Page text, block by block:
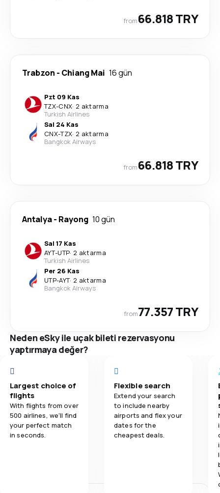
from66.818 TRY
Trabzon - Chiang Mai 16 gün
Pzt 09 Kas
TZX-CNX· 2 aktarma
Turkish Airlines
Sal 24 Kas
CNX-TZX· 2 aktarma
Bangkok Airways
from66.818 TRY
Antalya- Rayong 10 gün
Sal 17 Kas
AYT-UTP· 2 aktarma
Turkish Airlines
Per 26 Kas
UTP-AYT· 2 aktarma
Bangkok Airways
from77.357 TRY
Neden eSky ile uçak bileti rezervasyonu
yaptırmaya değer?
Largest choice of
flights
With flights from over
500 airlines, we'll find
your perfect match
in seconds.
Flexible search
Extend your search
to include nearby
airports and flex your
dates for the
cheapest deals.